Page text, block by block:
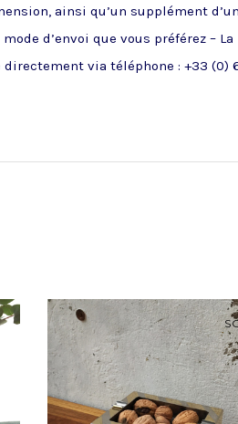
ainsi qu’un supplément
d’envoi que vous préférez – La
via téléphone : +33 (0)